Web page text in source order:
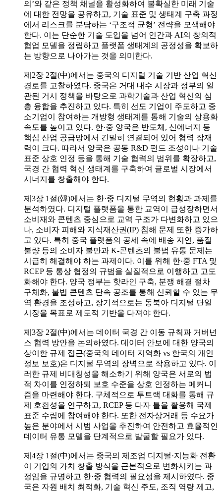
의’와 같은 정책 채널을 활성화하여 불확실한 미래 기술
에 대한 전망을 공유하고, 기술 표준 및 생태계 구축 과정
에서 리스크를 분담하는 ‘구조적 균형’ 전략을 모색해야
한다. 이는 단순한 기술 도입을 넘어 인간과 AI의 창의적
협업 모델을 정립하고 플랫폼 생태계의 공정성을 확보하
는 방향으로 나아가는 것을 의미한다.
제2장 2절(中)에서는 중국의 디지털 기술 기반 산업 혁신
경로를 고찰하였다. 중국은 거대 내수 시장과 정부의 일
관된 거시 정책을 바탕으로 과학기술과 산업 혁신의 심
층 융합을 추진하고 있다. 특히 선도 기업이 주도하고 중
소기업이 참여하는 개방형 생태계를 통해 기술의 상용화
속도를 높이고 있다. 한·중 양국은 반도체, 신에너지 등
핵심 산업 공급망에서 긴밀히 연결되어 있어 협력 잠재
력이 크다. 따라서 양국은 공동 R&D 펀드 조성이나 기술
표준 상호 인정 등을 통해 기술 협력의 범위를 확장하고,
국경 간 협력 혁신 생태계를 구축하여 글로벌 시장에서
시너지를 창출해야 한다.
제3장 1절(韓)에서는 한·중 디지털 무역의 현황과 과제를
분석하였다. 디지털 플랫폼을 통한 교역이 급성장하면서
소비재와 콘텐츠 중심으로 교역 구조가 다변화하고 있으
나, 소비자 피해와 지식재산권(IP) 침해 문제 또한 증가하
고 있다. 특히 중국 플랫폼의 공세 속에 배송 지연, 품질
불량 등의 소비자 불만과 K-콘텐츠의 불법 유통 문제는
시급히 해결해야 하는 과제이다. 이를 위해 한·중 FTA 및
RCEP 등 통상 협정의 규범을 실질적으로 이행하고 고도
화해야 한다. 양국 정부는 핫라인 구축, 분쟁 해결 절차
구체화, 불법 콘텐츠 단속 공조를 통해 신뢰할 수 있는 무
역 환경을 조성하고, 장기적으로는 동북아 디지털 단일
시장을 목표로 제도적 기반을 다져야 한다.
제3장 2절(中)에서는 데이터 국경 간 이동 규칙과 거버넌
스 협력 방안을 논의하였다. 데이터 안보에 대한 양국의
상이한 규제 접근(중국의 데이터 지역화 vs 한국의 개인
정보 보호)은 디지털 무역의 장벽으로 작용하고 있다. 이
러한 규제 비대칭성을 해소하기 위해 양국은 서로의 법
적 차이를 인정하되 보호 수준을 상호 인정하는 메커니
즘을 마련해야 한다. 구체적으로 투트랙 대화를 통해 규
제 호환성을 연구하고, RCEP 등 다자 틀을 활용해 국제
표준 수립에 참여해야 한다. 또한 전자상거래 등 수요가
높은 분야에서 시범 사업을 추진하여 안전하고 효율적인
데이터 유통 모델을 단계적으로 발굴할 필요가 있다.
제4장 1절(中)에서는 중국의 제조업 디지털·지능화 전환
이 기업의 가치 창출 방식을 근본적으로 변화시키는 과
정임을 규명하고 한·중 협력의 필요성을 제시하였다. 중
국은 자원 배치 최적화, 기술 혁신 주도, 조직 역량 제고,